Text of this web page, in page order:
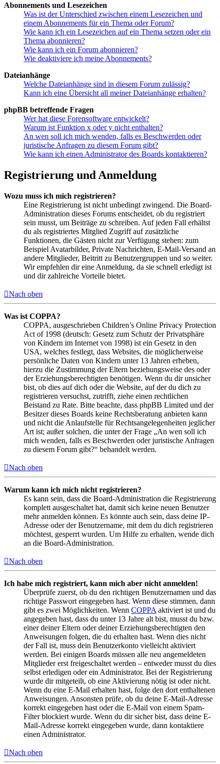
Abonnements und Lesezeichen
Was ist der Unterschied zwischen einem Lesezeichen und
einem Abonnements für ein Thema oder Forum?
Wie kann ich ein Lesezeichen auf ein Thema setzen oder ein
Thema abonnieren?
Wie kann ich ein Forum abonnieren?
Wie deaktiviere ich meine Abonnements?
Dateianhänge
Welche Dateianhänge sind in diesem Forum zulässig?
Kann ich eine Übersicht all meiner Dateianhänge erhalten?
phpBB betreffende Fragen
Wer hat diese Forensoftware entwickelt?
Warum ist Funktion x oder y nicht enthalten?
An wen soll ich mich wenden, falls es Beschwerden oder
juristische Anfragen zu diesem Forum gibt?
Wie kann ich einen Administrator des Boards kontaktieren?
Registrierung und Anmeldung
Wozu muss ich mich registrieren?
Eine Registrierung ist nicht unbedingt zwingend. Die Board-
Administration dieses Forums entscheidet, ob du registriert
sein musst, um Beiträge zu schreiben. Auf jeden Fall erhältst
du als registriertes Mitglied Zugriff auf zusätzliche
Funktionen, die Gästen nicht zur Verfügung stehen: zum
Beispiel Avatarbilder, Private Nachrichten, E-Mail-Versand an
andere Mitglieder, Beitritt zu Benutzergruppen und so weiter.
Wir empfehlen dir eine Anmeldung, da sie schnell erledigt ist
und dir zahlreiche Vorteile bietet.
Nach oben
Was ist COPPA?
COPPA, ausgeschrieben Children’s Online Privacy Protection
Act of 1998 (deutsch: Gesetz zum Schutz der Privatsphäre
von Kindern im Internet von 1998) ist ein Gesetz in den
USA, welches festlegt, dass Websites, die möglicherweise
persönliche Daten von Kindern unter 13 Jahren erheben,
hierzu die Zustimmung der Eltern beziehungsweise des oder
der Erziehungsberechtigten benötigen. Wenn du dir unsicher
bist, ob dies auf dich oder die Website, auf der du dich zu
registrieren versuchst, zutrifft, ziehe einen rechtlichen
Beistand zu Rate. Bitte beachte, dass phpBB Limited und der
Besitzer dieses Boards keine Rechtsberatung anbieten kann
und nicht die Anlaufstelle für Rechtsangelegenheiten jeglicher
Art ist; außer solchen, die unter der Frage „An wen soll ich
mich wenden, falls es Beschwerden oder juristische Anfragen
zu diesem Forum gibt?“ behandelt werden.
Nach oben
Warum kann ich mich nicht registrieren?
Es kann sein, dass die Board-Administration die Registrierung
komplett ausgeschaltet hat, damit sich keine neuen Benutzer
mehr anmelden können. Es könnte auch sein, dass deine IP-
Adresse oder der Benutzername, mit dem du dich registrieren
möchtest, gesperrt wurden. Um Hilfe zu erhalten, wende dich
an die Board-Administration.
Nach oben
Ich habe mich registriert, kann mich aber nicht anmelden!
Überprüfe zuerst, ob du den richtigen Benutzernamen und das
richtige Passwort eingegeben hast. Wenn diese stimmen, dann
gibt es zwei Möglichkeiten. Wenn COPPA aktiviert ist und du
angegeben hast, dass du unter 13 Jahre alt bist, musst du bzw.
einer deiner Eltern oder deiner Erziehungsberechtigten den
Anweisungen folgen, die du erhalten hast. Wenn dies nicht
der Fall ist, muss dein Benutzerkonto vielleicht aktiviert
werden. Bei einigen Boards müssen alle neu angemeldeten
Mitglieder erst freigeschaltet werden – entweder musst du dies
selbst erledigen oder ein Administrator. Bei der Registrierung
wurde dir mitgeteilt, ob eine Aktivierung nötig ist oder nicht.
Wenn du eine E-Mail erhalten hast, folge den dort enthaltenen
Anweisungen. Ansonsten prüfe, ob du deine E-Mail-Adresse
korrekt eingegeben hast oder die E-Mail von einem Spam-
Filter blockiert wurde. Wenn du dir sicher bist, dass deine E-
Mail-Adresse korrekt eingegeben wurde, dann kontaktiere
einen Administrator.
Nach oben